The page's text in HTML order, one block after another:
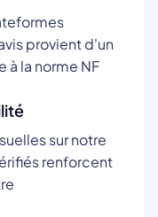
provient d'un
à la norme NF
sur notre
renforcent